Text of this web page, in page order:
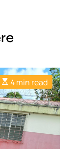
4 min read